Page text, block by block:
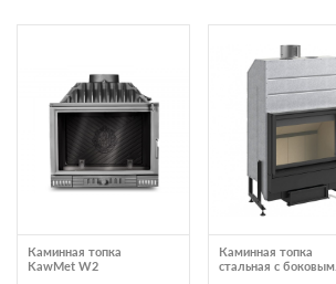
Каминная топка
KawMet W2
Каминная топка
стальная с боковым